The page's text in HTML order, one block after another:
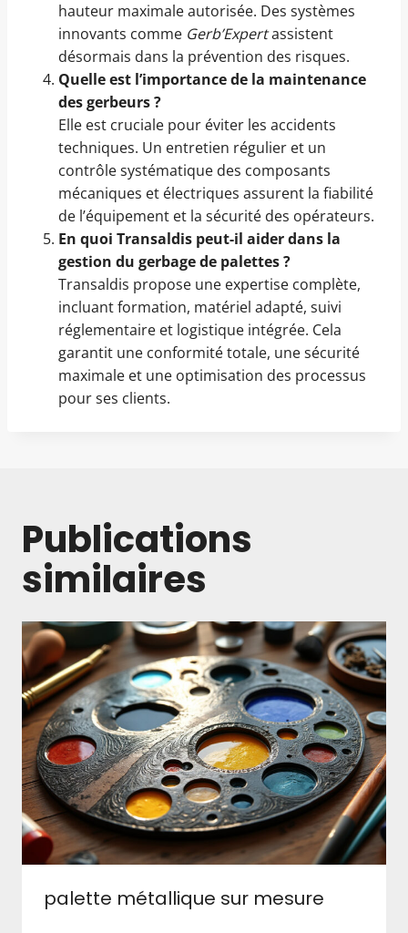
hauteur maximale autorisée. Des systèmes
innovants comme Gerb’Expertassistent
désormais dans la prévention des risques.
Quelle est l’importance de la maintenance
des gerbeurs ?
Elle est cruciale pour éviter les accidents
techniques. Un entretien régulier et un
contrôle systématique des composants
mécaniques et électriques assurent la fiabilité
de l’équipement et la sécurité des opérateurs.
En quoi Transaldis peut-il aider dans la
gestion du gerbage de palettes ?
Transaldis propose une expertise complète,
incluant formation, matériel adapté, suivi
réglementaire et logistique intégrée. Cela
garantit une conformité totale, une sécurité
maximale et une optimisation des processus
pour ses clients.
Publications
similaires
palette métallique sur mesure